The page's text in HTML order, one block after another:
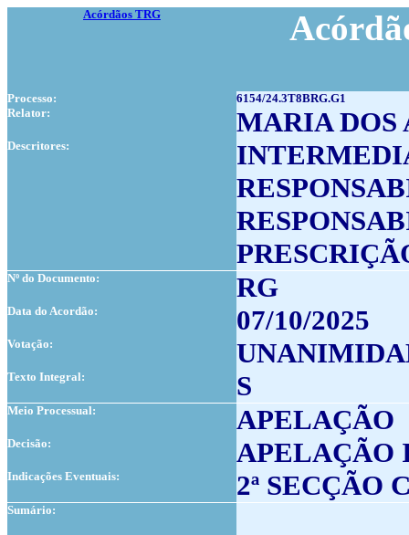
Acórdãos TRG
Processo:
6154/24.3T8BRG.G1
Relator:
MARIA DOS
Descritores:
Nº do Documento: RG
Data do Acordão: 07/10/2025
Votação:
Texto Integral: S
Meio Processual: APELAÇÃO
Decisão: APELAÇÃO
Indicações Eventuais: 2ª SECÇÃO
Sumário: